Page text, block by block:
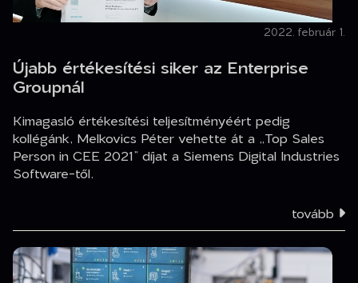
2022. február 1.
Újabb értékesítési siker az Enterprise
Groupnál
Kimagasló értékesítési teljesítményéért pedig
kollégánk, Melkovics Péter vehette át a „Top Sales
Person in CEE 2021” díjat a Siemens Digital Industries
Software-től.
tovább